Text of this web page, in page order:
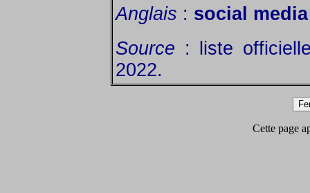
Anglais : social
Source : liste
2022.
Cette page